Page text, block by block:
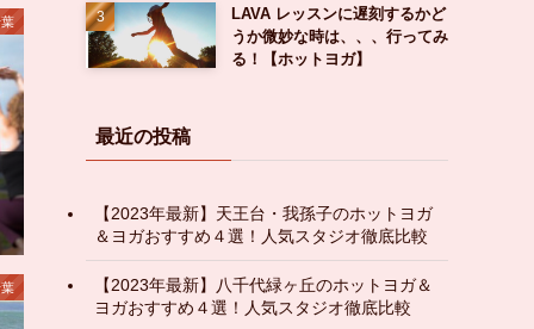
LAVA レッスンに遅刻するかど
うか微妙な時は、、、行ってみ
る！【ホットヨガ】
最近の投稿
【2023年最新】天王台・我孫子のホットヨガ
＆ヨガおすすめ４選！人気スタジオ徹底比較
【2023年最新】八千代緑ヶ丘のホットヨガ＆
ヨガおすすめ４選！人気スタジオ徹底比較